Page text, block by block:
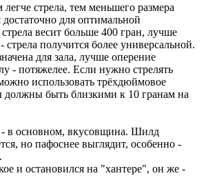
стрела, тем меньшего размера
для оптимальной
весит больше 400 гран, лучше
получится более универсальной.
для зала, лучше оперение
- потяжелее. Если нужно стрелять
использовать трёхдюймовое
должны быть близкими к 10 гранам на
в основном, вкусовщина. Шилд
но пафоснее выглядит, особенно -
и остановился на "хантере", он же -